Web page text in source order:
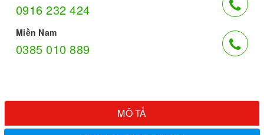
0916 232 424
Miền Nam
0385 010 889
MÔ TẢ